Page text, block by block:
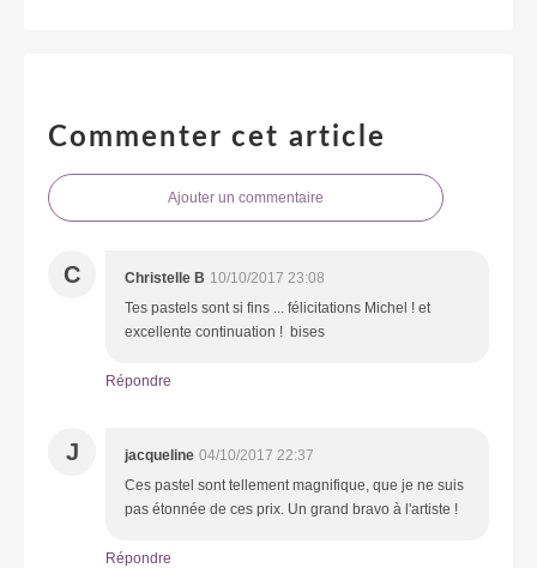
Commenter cet article
Ajouter un commentaire
C Christelle B 10/10/2017 23:08
Tes pastels sont si fins ... félicitations Michel ! et
excellente continuation ! bises
Répondre
J jacqueline 04/10/2017 22:37
Ces pastel sont tellement magnifique, que je ne suis
pas étonnée de ces prix. Un grand bravo à l'artiste !
Répondre